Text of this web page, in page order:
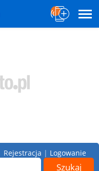
Rejestracja | Logowanie